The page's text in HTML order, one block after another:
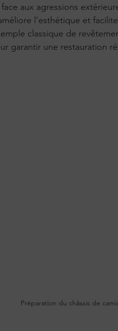
face aux agressions
l’esthétique et
classique de
garantir une restauration
Préparation du châssis de